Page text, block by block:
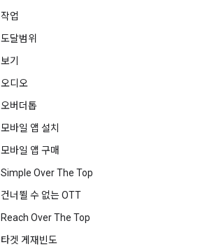
작업
도달범위
보기
오디오
오버더톱
모바일 앱 설치
모바일 앱 구매
Simple Over The Top
건너뛸 수 없는 OTT
Reach Over The Top
타겟 게재빈도